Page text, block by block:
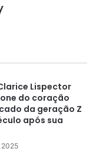
Lispector
do coração
da geração Z
após sua
2025